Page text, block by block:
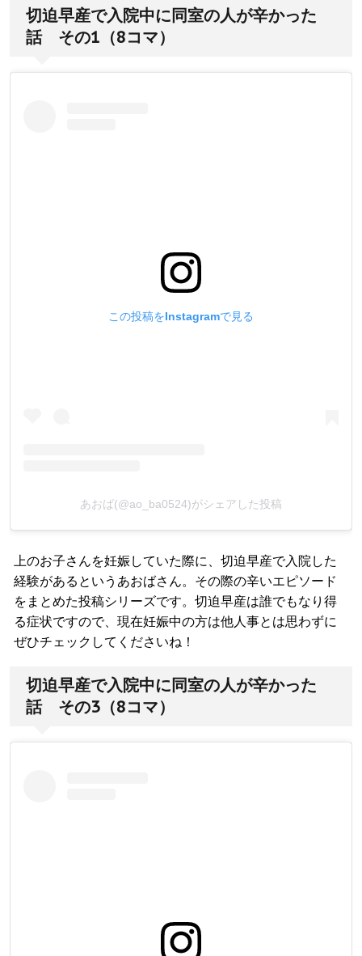
切迫早産で入院中に同室の人が辛かった
話 その1（8コマ）
この投稿をInstagramで見る
あおば(@ao_ba0524)がシェアした投稿
上のお子さんを妊娠していた際に、切迫早産で入院した
経験があるというあおばさん。その際の辛いエピソード
をまとめた投稿シリーズです。切迫早産は誰でもなり得
る症状ですので、現在妊娠中の方は他人事とは思わずに
ぜひチェックしてくださいね！
切迫早産で入院中に同室の人が辛かった
話 その3（8コマ）